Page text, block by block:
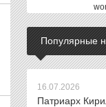
Популярные
16.07.2026
Патриарх